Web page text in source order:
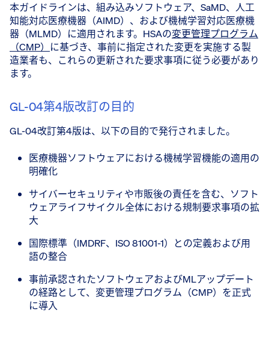
本ガイドラインは、組み込みソフトウェア、SaMD、人工
知能対応医療機器（AIMD）、および機械学習対応医療機
器（MLMD）に適用されます。HSAの変更管理プログラム
（CMP） に基づき、事前に指定された変更を実施する製
造業者も、これらの更新された要求事項に従う必要があり
ます。
GL-04第4版改訂の目的
GL-04改訂第4版は、以下の目的で発行されました。
医療機器ソフトウェアにおける機械学習機能の適用の
明確化
サイバーセキュリティや市販後の責任を含む、ソフト
ウェアライフサイクル全体における規制要求事項の拡
大
国際標準（IMDRF、ISO 81001-1）との定義および用
語の整合
事前承認されたソフトウェアおよびMLアップデート
の経路として、変更管理プログラム（CMP）を正式
に導入